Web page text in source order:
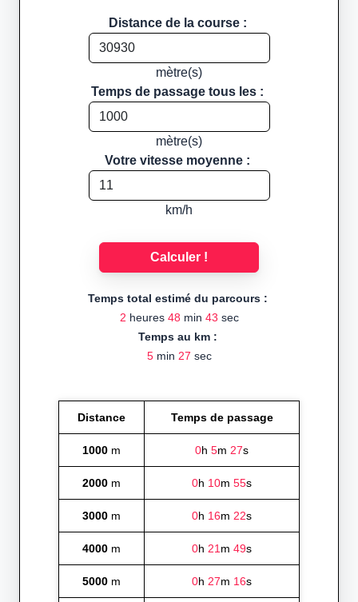
Distance de la course :
mètre(s)
Temps de passage tous les :
mètre(s)
Votre vitesse moyenne :
km/h
Calculer !
Temps total estimé du parcours :
2 heures 48 min 43 sec
Temps au km :
5min 27 sec
Distance Temps de passage
1000 m 0h 5m 27s
2000 m 0h 10m 55s
3000 m 0h 16m 22s
4000 m 0h 21m 49s
5000 m 0h 27m 16s